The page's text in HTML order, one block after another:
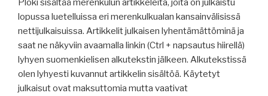
Ploki sisältää merenkulun artikkeleita, joita on julkaistu
lopussa luetelluissa eri merenkulkualan kansainvälisissä
nettijulkaisuissa. Artikkelit julkaisen lyhentämättöminä ja
saat ne näkyviin avaamalla linkin (Ctrl + napsautus hiirellä)
lyhyen suomenkielisen alkutekstin jälkeen. Alkutekstissä
olen lyhyesti kuvannut artikkelin sisältöä. Käytetyt
julkaisut ovat maksuttomia mutta vaativat